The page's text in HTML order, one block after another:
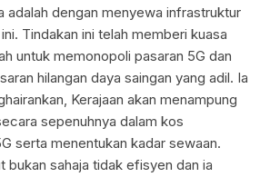
adalah dengan menyewa infrastruktur
Tindakan ini telah memberi kuasa
untuk memonopoli pasaran 5G dan
hilangan daya saingan yang adil. Ia
Kerajaan akan menampung
sepenuhnya dalam kos
serta menentukan kadar sewaan.
bukan sahaja tidak efisyen dan ia